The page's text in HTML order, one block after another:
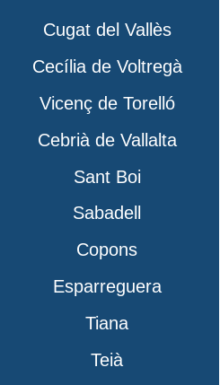
Cugat del Vallès
Cecília de Voltregà
Vicenç de Torelló
Cebrià de Vallalta
Sant Boi
Sabadell
Copons
Esparreguera
Tiana
Teià